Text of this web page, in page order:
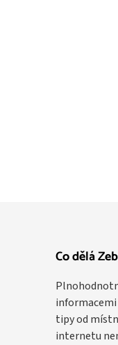
Co dělá
tipy od
internetu